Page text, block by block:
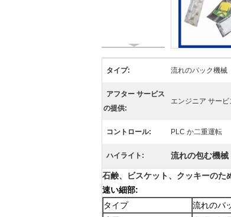
タイプ: 流れのパック機械
アフター サービス
の提供:
エンジニア サー
コントロール: PLC か二重運転
ハイライト: 流れの包む機械
石鹸、ビスケット、クッキーのた
速い細部:
タイプ
流れのパ